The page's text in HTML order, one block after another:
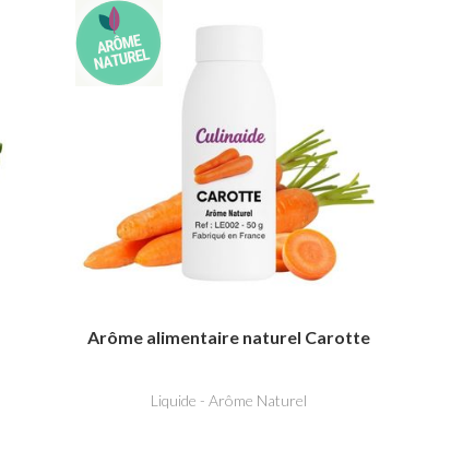
Arôme alimentaire naturel Carotte
Liquide - Arôme Naturel